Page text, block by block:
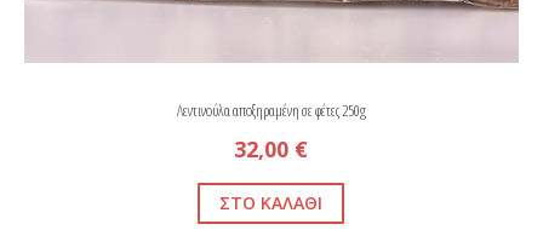
Λεντινούλα αποξηραμένη σε φέτες 250g
32,00 €